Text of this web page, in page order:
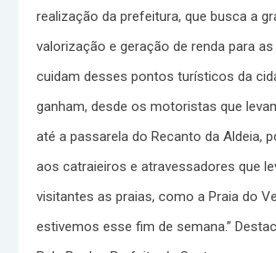
realização da prefeitura, que busca a
valorização e geração de renda para
cuidam desses pontos turísticos da
ganham, desde os motoristas que
até a passarela do Recanto da Aldeia,
aos catraieiros e atravessadores que
visitantes as praias, como a Praia do
estivemos esse fim de semana.”